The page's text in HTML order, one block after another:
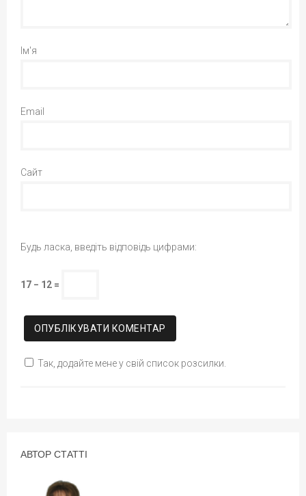
Ім'я
Email
Сайт
Будь ласка, введіть відповідь цифрами:
17 − 12 =
Так, додайте мене у свій список розсилки.
АВТОР СТАТТІ